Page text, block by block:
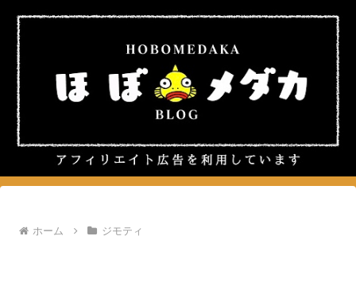
ホーム ジモティ